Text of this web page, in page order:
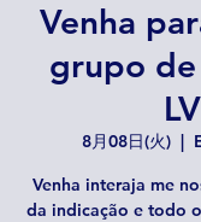
Venha
grupo
8月08日(火)
  |
Venha interaja me
da indicação e todo